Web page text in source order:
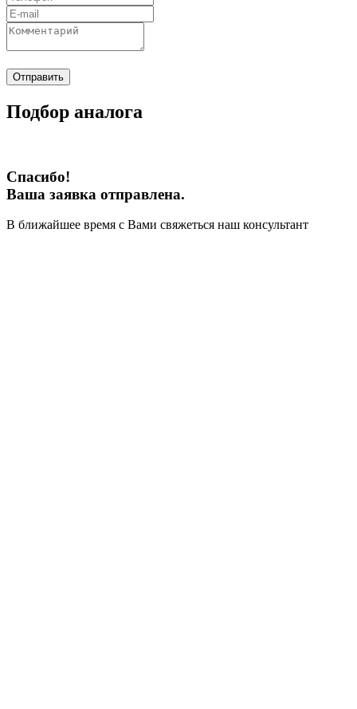
Отправить
Подбор аналога
Спасибо!
Ваша заявка отправлена.
В ближайшее время с Вами свяжеться наш консультант